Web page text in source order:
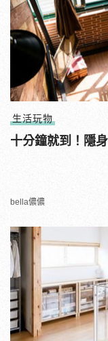
生活玩物
十分鐘就到！隱
bella儂儂